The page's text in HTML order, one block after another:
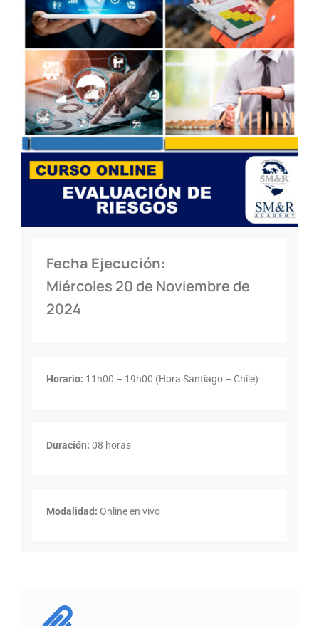
Fecha Ejecución:
Miércoles 20 de Noviembre de
2024
Horario: 11h00 – 19h00 (Hora Santiago – Chile)
Duración: 08 horas
Modalidad: Online en vivo